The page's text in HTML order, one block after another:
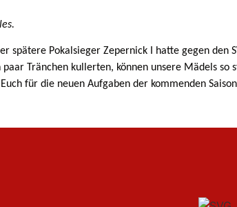
spätere Pokalsieger Zepernick I hatte gegen den
Tränchen kullerten, können unsere Mädels so
für die neuen Aufgaben der kommenden